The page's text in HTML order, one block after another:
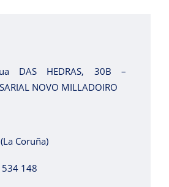
DAS HEDRAS, 30B –
NOVO MILLADOIRO
Coruña)
148